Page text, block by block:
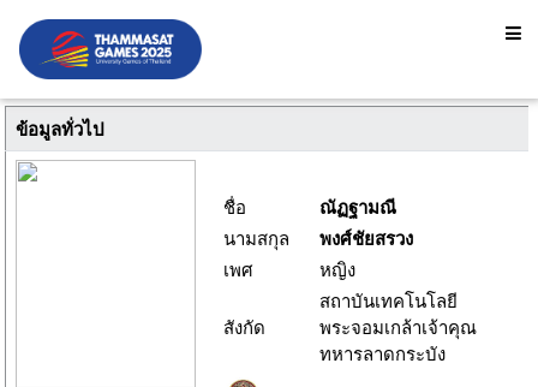
ข้อมูลทั่วไป
ชื่อ
ณัฏฐามณี
นามสกุล
พงศ์ชัยสรวง
เพศ
หญิง
สังกัด
สถาบันเทคโนโลยี
พระจอมเกล้าเจ้าคุณ
ทหารลาดกระบัง